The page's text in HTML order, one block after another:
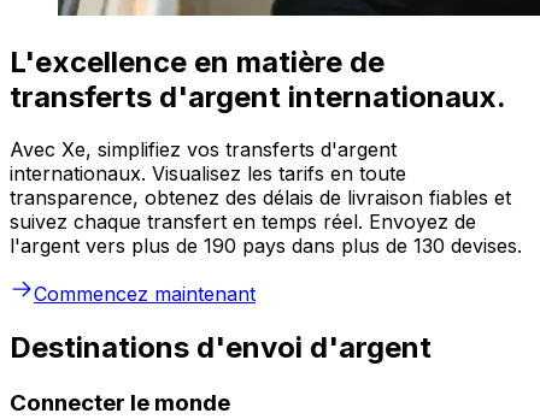
L'excellence en matière de
transferts d'argent internationaux.
Avec Xe, simplifiez vos transferts d'argent
internationaux. Visualisez les tarifs en toute
transparence, obtenez des délais de livraison fiables et
suivez chaque transfert en temps réel. Envoyez de
l'argent vers plus de 190 pays dans plus de 130 devises.
Commencez maintenant
Destinations d'envoi d'argent
Connecter le monde